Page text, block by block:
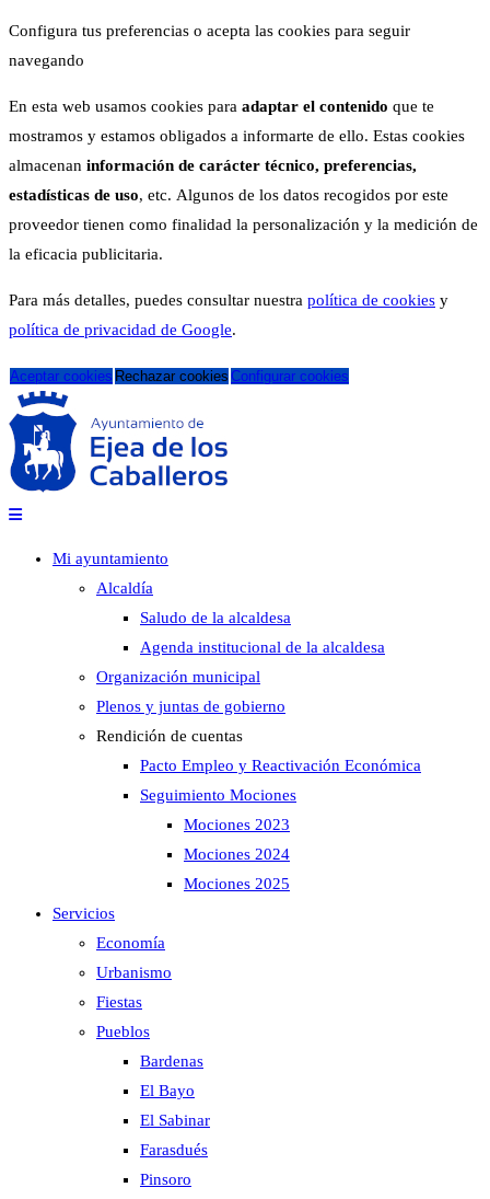
Configura tus preferencias o acepta las cookies para seguir
navegando
En esta web usamos cookies para adaptar el contenido que te
mostramos y estamos obligados a informarte de ello. Estas cookies
almacenan información de carácter técnico, preferencias,
estadísticas de uso, etc. Algunos de los datos recogidos por este
proveedor tienen como finalidad la personalización y la medición de
la eficacia publicitaria.
Para más detalles, puedes consultar nuestra política de cookies y
política de privacidad de Google.
Aceptar cookies Rechazar cookies Configurar cookies
Mi ayuntamiento
Alcaldía
Saludo de la alcaldesa
Agenda institucional de la alcaldesa
Organización municipal
Plenos y juntas de gobierno
Rendición de cuentas
Pacto Empleo y Reactivación Económica
Seguimiento Mociones
Mociones 2023
Mociones 2024
Mociones 2025
Servicios
Economía
Urbanismo
Fiestas
Pueblos
Bardenas
El Bayo
El Sabinar
Farasdués
Pinsoro